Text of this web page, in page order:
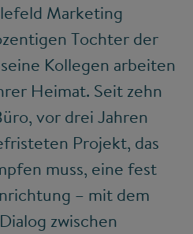
Marketing
Tochter der
Kollegen arbeiten
Heimat. Seit zehn
vor drei Jahren
Projekt, das
muss, eine fest
– mit dem
zwischen